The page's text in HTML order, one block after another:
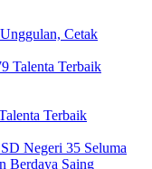
Cetak
Terbaik